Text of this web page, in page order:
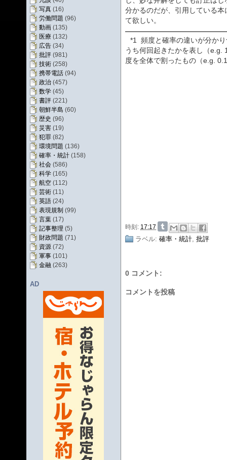
写真 (16)
労働問題 (96)
動画 (135)
医療 (132)
広告 (34)
批評 (981)
技術 (258)
携帯電話 (94)
政治 (457)
数学 (45)
書評 (221)
朝鮮半島 (60)
歴史 (96)
災害 (19)
犯罪 (82)
環境問題 (136)
確率・統計 (158)
社会 (586)
科学 (165)
航空 (112)
芸術 (11)
英語 (24)
表現規制 (99)
言葉 (17)
記事整理 (5)
財政問題 (71)
資源 (72)
軍事 (101)
金融 (263)
AD
分かるのだが、引用している
て欲しい。
*1 頻度と確率の違いが分か
うち何回起きたかを表し（e.g.
度を全体で割ったもの（e.g.
時刻: 17:17
ラベル: 確率・統計 批評
0 コメント:
コメントを投稿